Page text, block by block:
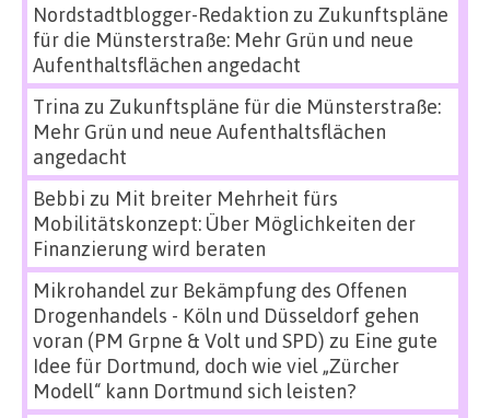
Nordstadtblogger-Redaktion zu Zukunftspläne
für die Münsterstraße: Mehr Grün und neue
Aufenthaltsflächen angedacht
Trina zu Zukunftspläne für die Münsterstraße:
Mehr Grün und neue Aufenthaltsflächen
angedacht
Bebbi zu Mit breiter Mehrheit fürs
Mobilitätskonzept: Über Möglichkeiten der
Finanzierung wird beraten
Mikrohandel zur Bekämpfung des Offenen
Drogenhandels - Köln und Düsseldorf gehen
voran (PM Grpne & Volt und SPD) zu Eine gute
Idee für Dortmund, doch wie viel „Zürcher
Modell“ kann Dortmund sich leisten?